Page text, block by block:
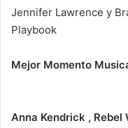
Jennifer Lawrence y
Playbook
Mejor Momento
Anna Kendrick , Rebel